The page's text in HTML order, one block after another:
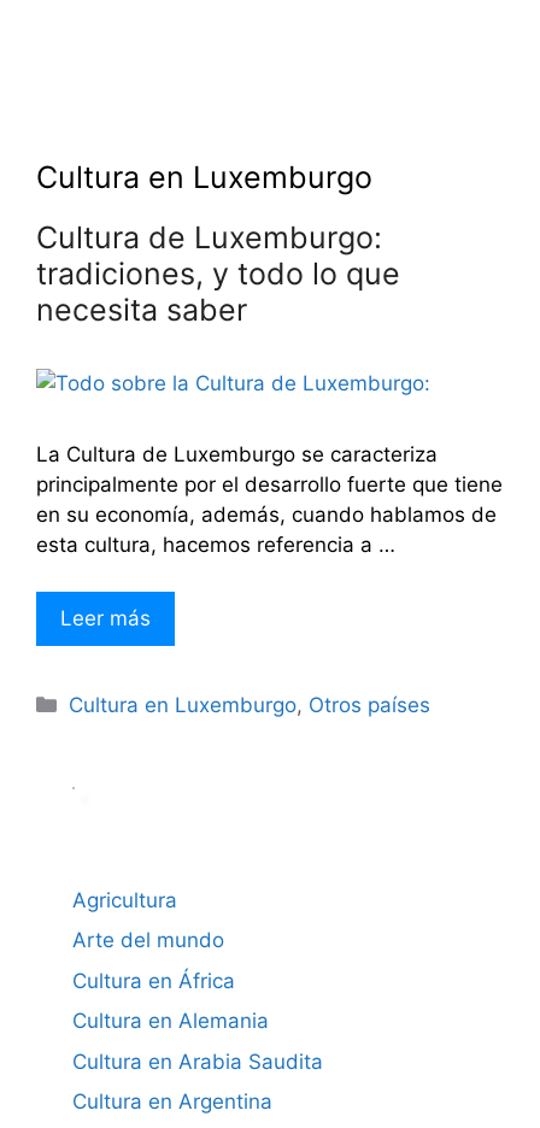
Cultura en Luxemburgo
Cultura de Luxemburgo:
tradiciones, y todo lo que
necesita saber
La Cultura de Luxemburgo se caracteriza
principalmente por el desarrollo fuerte que tiene
en su economía, además, cuando hablamos de
esta cultura, hacemos referencia a …
Leer más
Categorías
Cultura en Luxemburgo, Otros países
Agricultura
Arte del mundo
Cultura en África
Cultura en Alemania
Cultura en Arabia Saudita
Cultura en Argentina